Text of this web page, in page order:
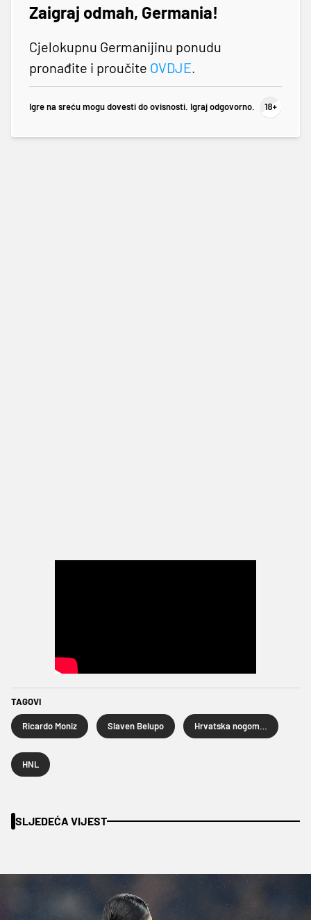
Zaigraj odmah, Germania!
Cjelokupnu Germanijinu ponudu
pronađite i proučite OVDJE
Igre na sreću mogu dovesti do ovisnosti. Igraj odgovorno.
TAGOVI
Ricardo Moniz Slaven Belupo
HNL
SLJEDEĆA VIJEST